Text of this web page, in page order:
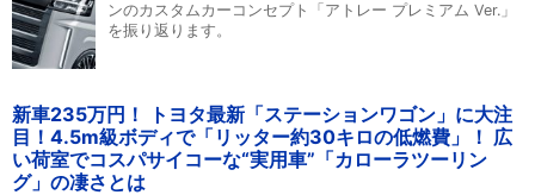
ンのカスタムカーコンセプト「アトレー プレミアム Ver.」
を振り返ります。
新車235万円！ トヨタ最新「ステーションワゴン」に大注
目！4.5m級ボディで「リッター約30キロの低燃費」！ 広
い荷室でコスパサイコーな“実用車”「カローラツーリン
グ」の凄さとは